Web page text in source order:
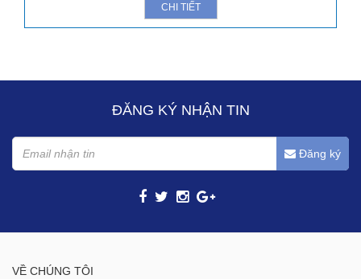
CHI TIẾT
ĐĂNG KÝ NHẬN TIN
Đăng ký
VỀ CHÚNG TÔI